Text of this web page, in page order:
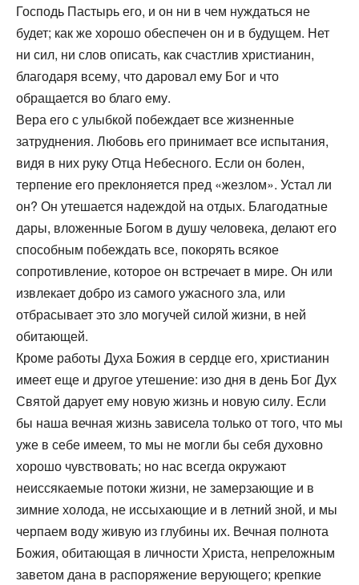
Господь Пастырь его, и он ни в чем нуждаться не
будет; как же хорошо обеспечен он и в будущем. Нет
ни сил, ни слов описать, как счастлив христианин,
благодаря всему, что даровал ему Бог и что
обращается во благо ему.
Вера его с улыбкой побеждает все жизненные
затруднения. Любовь его принимает все испытания,
видя в них руку Отца Небесного. Если он болен,
терпение его преклоняется пред «жезлом». Устал ли
он? Он утешается надеждой на отдых. Благодатные
дары, вложенные Богом в душу человека, делают его
способным побеждать все, покорять всякое
сопротивление, которое он встречает в мире. Он или
извлекает добро из самого ужасного зла, или
отбрасывает это зло могучей силой жизни, в ней
обитающей.
Кроме работы Духа Божия в сердце его, христианин
имеет еще и другое утешение: изо дня в день Бог Дух
Святой дарует ему новую жизнь и новую силу. Если
бы наша вечная жизнь зависела только от того, что мы
уже в себе имеем, то мы не могли бы себя духовно
хорошо чувствовать; но нас всегда окружают
неиссякаемые потоки жизни, не замерзающие и в
зимние холода, не иссыхающие и в летний зной, и мы
черпаем воду живую из глубины их. Вечная полнота
Божия, обитающая в личности Христа, непреложным
заветом дана в распоряжение верующего; крепкие